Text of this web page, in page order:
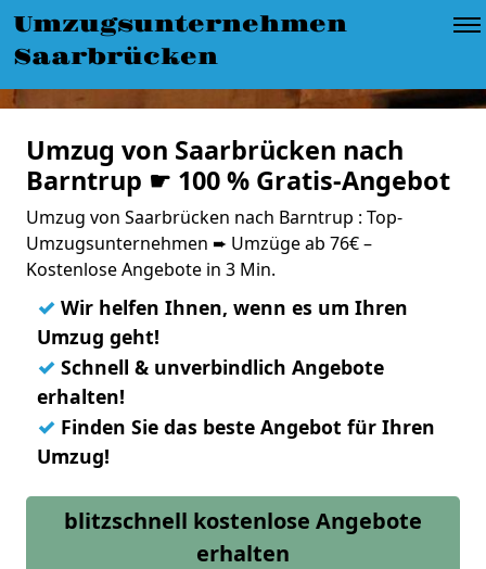
Umzugsunternehmen
Saarbrücken
Umzug von Saarbrücken nach
Barntrup ☛ 100 % Gratis-Angebot
Umzug von Saarbrücken nach Barntrup : Top-
Umzugsunternehmen ➨ Umzüge ab 76€ –
Kostenlose Angebote in 3 Min.
✓ Wir helfen Ihnen, wenn es um Ihren
Umzug geht!
✓ Schnell & unverbindlich Angebote
erhalten!
✓ Finden Sie das beste Angebot für Ihren
Umzug!
blitzschnell kostenlose Angebote
erhalten